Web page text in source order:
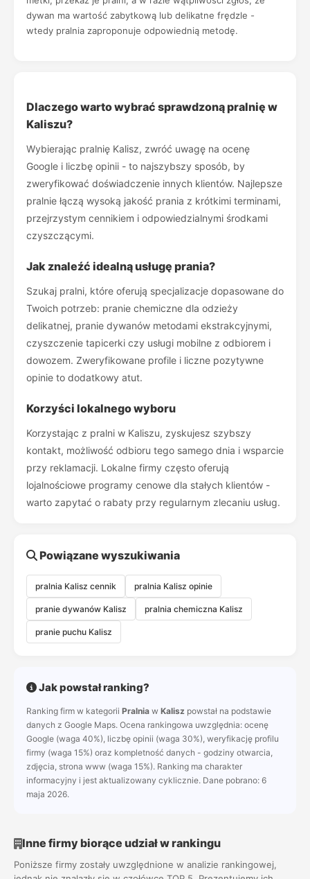
dywan ma wartość zabytkową lub delikatne frędzle -
wtedy pralnia zaproponuje odpowiednią metodę.
Dlaczego warto wybrać sprawdzoną pralnię w
Kaliszu?
Wybierając pralnię Kalisz, zwróć uwagę na ocenę
Google i liczbę opinii - to najszybszy sposób, by
zweryfikować doświadczenie innych klientów. Najlepsze
pralnie łączą wysoką jakość prania z krótkimi terminami,
przejrzystym cennikiem i odpowiedzialnymi środkami
czyszczącymi.
Jak znaleźć idealną usługę prania?
Szukaj pralni, które oferują specjalizacje dopasowane do
Twoich potrzeb: pranie chemiczne dla odzieży
delikatnej, pranie dywanów metodami ekstrakcyjnymi,
czyszczenie tapicerki czy usługi mobilne z odbiorem i
dowozem. Zweryfikowane profile i liczne pozytywne
opinie to dodatkowy atut.
Korzyści lokalnego wyboru
Korzystając z pralni w Kaliszu, zyskujesz szybszy
kontakt, możliwość odbioru tego samego dnia i wsparcie
przy reklamacji. Lokalne firmy często oferują
lojalnościowe programy cenowe dla stałych klientów -
warto zapytać o rabaty przy regularnym zlecaniu usług.
Powiązane wyszukiwania
pralnia Kalisz cennik pralnia Kalisz opinie
pranie dywanów Kalisz pralnia chemiczna Kalisz
pranie puchu Kalisz
Jak powstał ranking?
Ranking firm w kategorii Pralnia w Kalisz powstał na podstawie
danych z Google Maps. Ocena rankingowa uwzględnia: ocenę
Google (waga 40%), liczbę opinii (waga 30%), weryfikację profilu
firmy (waga 15%) oraz kompletność danych - godziny otwarcia,
zdjęcia, strona www (waga 15%). Ranking ma charakter
informacyjny i jest aktualizowany cyklicznie. Dane pobrano: 6
maja 2026.
Inne firmy biorące udział w rankingu
Poniższe firmy zostały uwzględnione w analizie rankingowej,